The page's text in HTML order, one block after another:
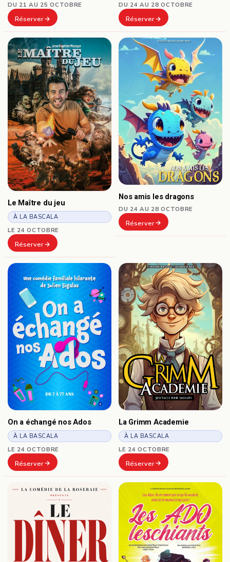
DU 21 AU 25 OCTOBRE
Réserver
DU 24 AU 28 OCTOBRE
Réserver
Le Maître du jeu
À LA BASCALA
LE 24 OCTOBRE
Réserver
Nos amis les dragons
DU 24 AU 28 OCTOBRE
Réserver
On a échangé nos Ados
À LA BASCALA
LE 24 OCTOBRE
Réserver
La Grimm Academie
À LA BASCALA
LE 24 OCTOBRE
Réserver